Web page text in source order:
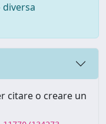
citare o creare un